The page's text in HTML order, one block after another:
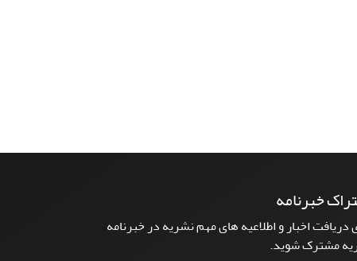
خبرنامه
دریافت اخبار و اطلاعیه های مهم نشریه در خبرنامه
مشترک شوید.